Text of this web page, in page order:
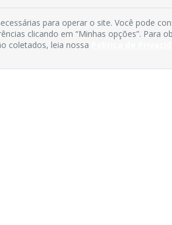
para operar o site. Você pode
clicando em “Minhas opções”. Para
coletados, leia nossa